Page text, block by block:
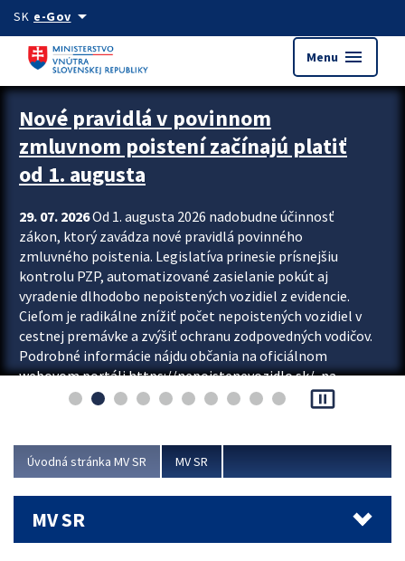
Preskocit na hlavný obsah
SK e-Govarrow_drop_down
Menu menu
Zastavit automatický posun upútavok
Nové pravidlá v povinnom
zmluvnom poistení začínajú platiť
od 1. augusta
29. 07. 2026Od 1. augusta 2026 nadobudne účinnosť
zákon, ktorý zavádza nové pravidlá povinného
zmluvného poistenia. Legislatíva prinesie prísnejšiu
kontrolu PZP, automatizované zasielanie pokút aj
vyradenie dlhodobo nepoistených vozidiel z evidencie.
Cieľom je radikálne znížiť počet nepoistených vozidiel v
cestnej premávke a zvýšiť ochranu zodpovedných vodičov.
Podrobné informácie nájdu občania na oficiálnom
webovom portáli https://nepoistenevozidlo.sk/, na
ktorom od augusta pribudne aj možnosť overiť si...
pause_presentation
Úvodná stránka MV SR MV SR
MV SR